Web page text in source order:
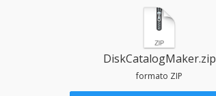
DiskCatalogMaker.zip
formato ZIP